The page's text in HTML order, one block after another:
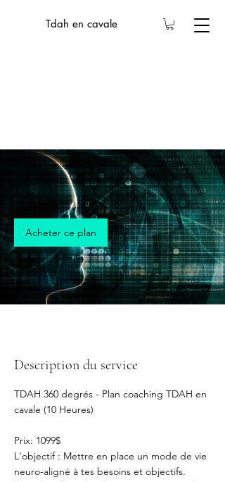
Tdah en cavale
Acheter ce plan
Description du service
TDAH 360 degrés - Plan coaching TDAH en
cavale (10 Heures)
Prix: 1099$
L'objectif : Mettre en place un mode de vie
neuro-aligné à tes besoins et objectifs.